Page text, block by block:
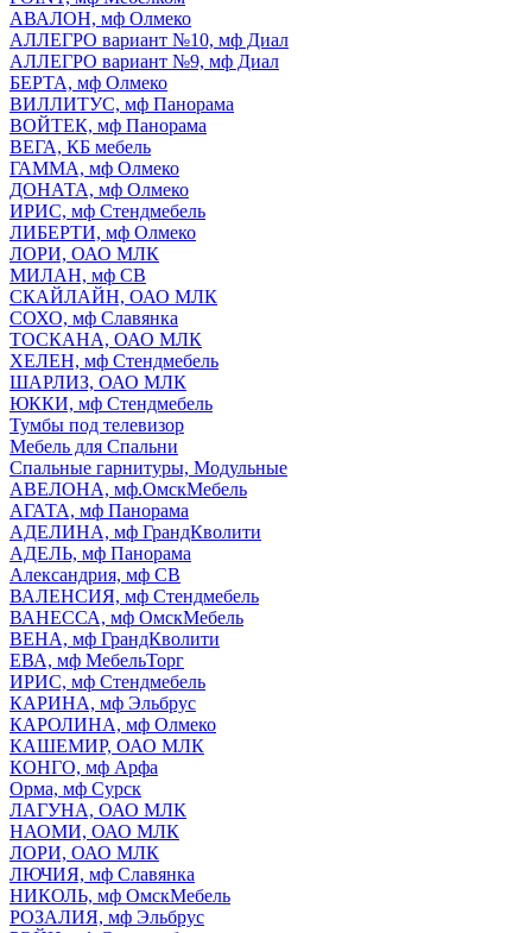
АВАЛОН, мф Олмеко
АЛЛЕГРО вариант №10, мф Диал
АЛЛЕГРО вариант №9, мф Диал
БЕРТА, мф Олмеко
ВИЛЛИТУС, мф Панорама
ВОЙТЕК, мф Панорама
ВЕГА, КБ мебель
ГАММА, мф Олмеко
ДОНАТА, мф Олмеко
ИРИС, мф Стендмебель
ЛИБЕРТИ, мф Олмеко
ЛОРИ, ОАО МЛК
МИЛАН, мф СВ
СКАЙЛАЙН, ОАО МЛК
СОХО, мф Славянка
ТОСКАНА, ОАО МЛК
ХЕЛЕН, мф Стендмебель
ШАРЛИЗ, ОАО МЛК
ЮККИ, мф Стендмебель
Тумбы под телевизор
Мебель для Спальни
Спальные гарнитуры, Модульные
АВЕЛОНА, мф.ОмскМебель
АГАТА, мф Панорама
АДЕЛИНА, мф ГрандКволити
АДЕЛЬ, мф Панорама
Александрия, мф СВ
ВАЛЕНСИЯ, мф Стендмебель
ВАНЕССА, мф ОмскМебель
ВЕНА, мф ГрандКволити
ЕВА, мф МебельТорг
ИРИС, мф Стендмебель
КАРИНА, мф Эльбрус
КАРОЛИНА, мф Олмеко
КАШЕМИР, ОАО МЛК
КОНГО, мф Арфа
Орма, мф Сурск
ЛАГУНА, ОАО МЛК
НАОМИ, ОАО МЛК
ЛОРИ, ОАО МЛК
ЛЮЧИЯ, мф Славянка
НИКОЛЬ, мф ОмскМебель
РОЗАЛИЯ, мф Эльбрус